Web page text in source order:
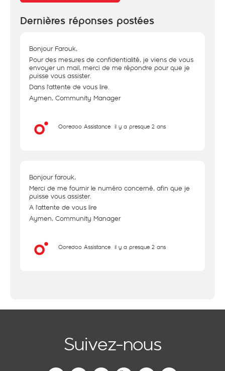
Dernières réponses postées
Bonjour Farouk,
Pour des mesures de confidentialité, je viens de vous
envoyer un mail, merci de me répondre pour que je
puisse vous assister.
Dans l'attente de vous lire.
Aymen, Community Manager
Ooredoo Assistance il y a presque 2 ans
Bonjour farouk,
Merci de me fournir le numéro concerné, afin que je
puisse vous assister.
A l'attente de vous lire
Aymen, Community Manager
Ooredoo Assistance il y a presque 2 ans
Suivez-nous